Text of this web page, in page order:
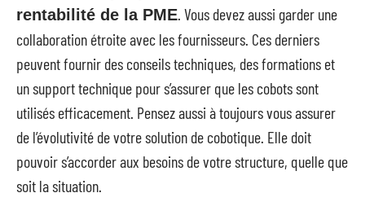
rentabilité de la PME. Vous devez aussi garder une
collaboration étroite avec les fournisseurs. Ces derniers
peuvent fournir des conseils techniques, des formations et
un support technique pour s’assurer que les cobots sont
utilisés efficacement. Pensez aussi à toujours vous assurer
de l’évolutivité de votre solution de cobotique. Elle doit
pouvoir s’accorder aux besoins de votre structure, quelle que
soit la situation.